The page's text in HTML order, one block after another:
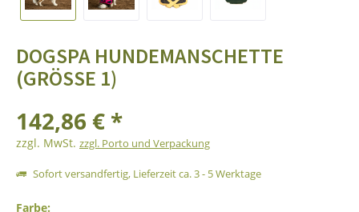
DOGSPA HUNDEMANSCHETTE
(GRÖSSE 1)
142,86 € *
zzgl. MwSt. zzgl. Porto und Verpackung
Sofort versandfertig, Lieferzeit ca. 3 - 5 Werktage
Farbe: